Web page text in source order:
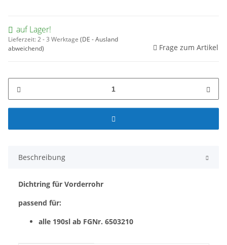
auf Lager!
Lieferzeit:2 - 3 Werktage (DE - Ausland
abweichend)
Frage zum Artikel
Beschreibung
Dichtring für Vorderrohr
passend für:
alle 190sl ab FGNr. 6503210